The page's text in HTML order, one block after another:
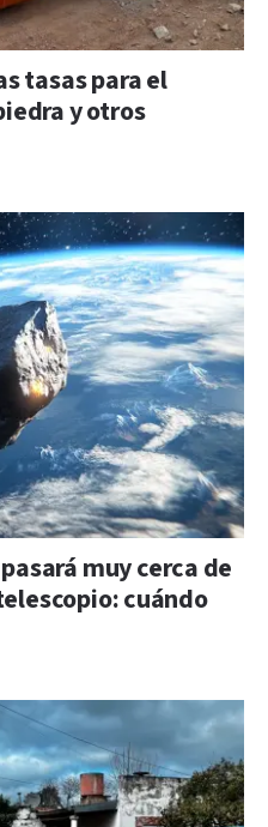
tasas para el
y otros
muy cerca de
cuándo